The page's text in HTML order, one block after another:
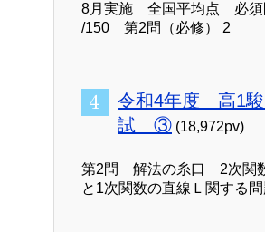
8月実施 全国平均点 必
/150 第2問（必修） 2
令和4年度 高1駿
試 ③ (18,972pv)
第2問 解法の糸口 2次関
と1次関数の直線Ｌ関する問